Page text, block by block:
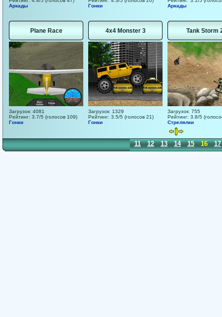
Аркады
Гонки
Аркады
Plane Race
Загрузок: 4081
Рейтинг: 3.7/5 (голосов 109)
Гонки
4x4 Monster 3
Загрузок: 1329
Рейтинг: 3.5/5 (голосов 21)
Гонки
Tank Storm
Загрузок: 755
Рейтинг: 3.8/5
Стрелялки
1 2 3 4 5 6 7 8 9 10 11 12 13 14 15 16 17